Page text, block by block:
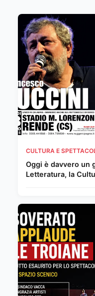
CULTURA E
Oggi è davvero un
Letteratura, la